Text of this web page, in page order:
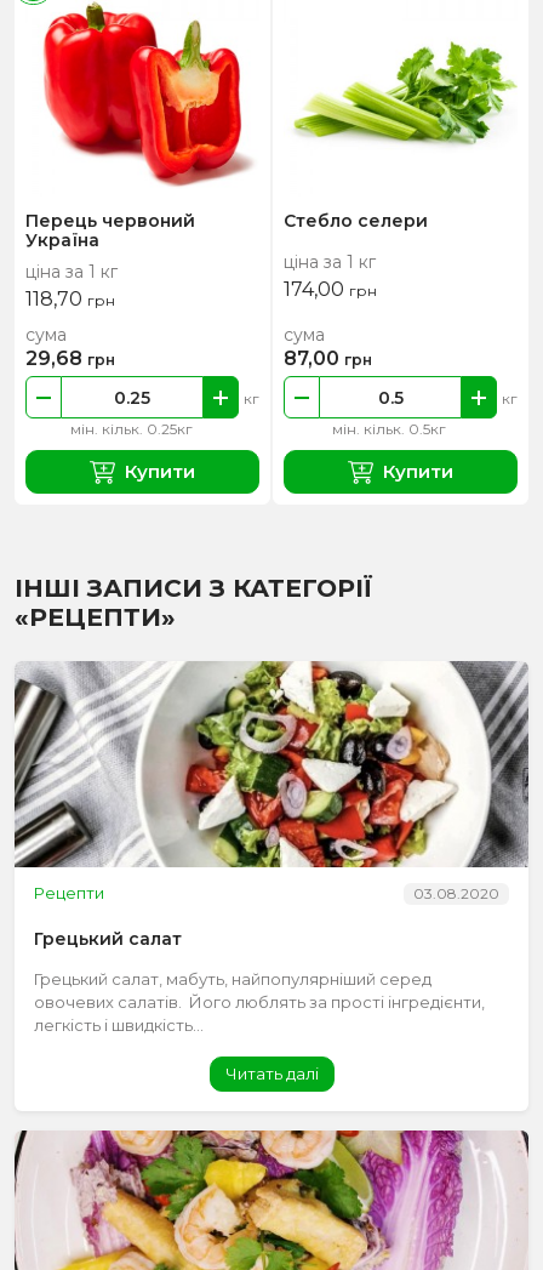
Перець червоний
Україна
ціна за 1 кг
118,70 грн
мін. кільк. 0.25кг
кг
сума
29,68 грн
Купити
Стебло селери
ціна за 1 кг
174,00 грн
мін. кільк. 0.5кг
кг
сума
87,00 грн
Купити
ІНШІ ЗАПИСИ З КАТЕГОРІЇ
«РЕЦЕПТИ»
Рецепти 03.08.2020
Грецький салат
Грецький салат, мабуть, найпопулярніший серед
овочевих салатів. Його люблять за прості інгредієнти,
легкість і швидкість...
Читать далі